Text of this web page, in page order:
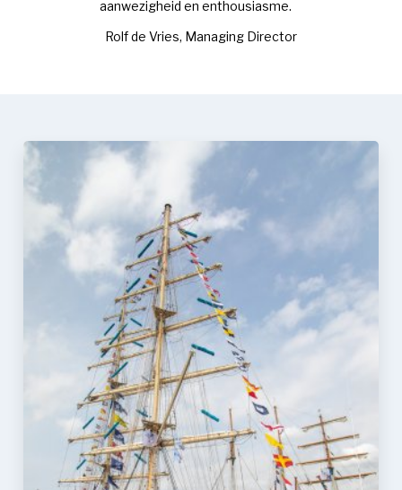
aanwezigheid en enthousiasme.
Rolf de Vries, Managing Director